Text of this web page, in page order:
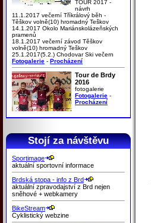
TOUR 2017 -
návrh
11.1.2017 večerní Tříkrálový běh -
Těškov volně(10) hromadný Teškov
14.1.2017 Okolo Mariánskolázeňských
pramenů
18.1.2017 večerní závod Těškov
volně(10) hromadný Teškov
25.1.2017(5.2.) Chodovar Ski večern
Fotogalerie - Procházení
Tour de Brdy
2016
fotogalerie
Fotogalerie -
Procházení
Stojí za návštěvu
Sportimage
aktuální sportovní informace
Brdská stopa - info z Brd
aktuální zpravodajství z Brd nejen
sněhové + webkamery
BikeStream
Cyklistický webzine